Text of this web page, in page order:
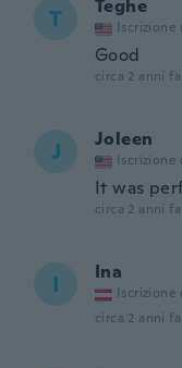
T Teghe
Iscrizione
Good
circa 2 anni fa
J Joleen
Iscrizione
It was
circa 2 anni fa
I Ina
Iscrizione
circa 2 anni fa